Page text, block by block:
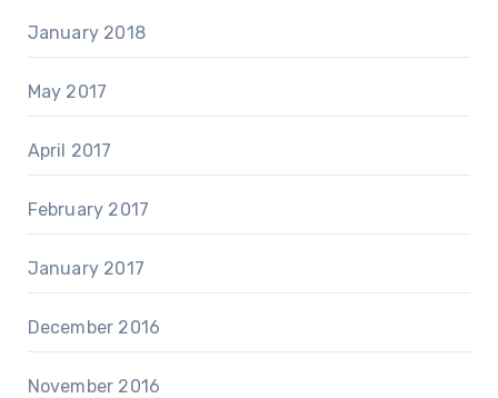
January 2018
May 2017
April 2017
February 2017
January 2017
December 2016
November 2016